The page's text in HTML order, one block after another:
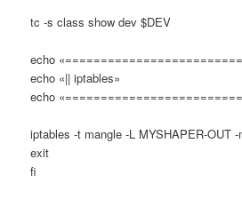
tc -s class show dev $DEV
echo
echo «|| iptables»
echo
iptables -t mangle -L MYSHAPER-OUT -
exit
fi